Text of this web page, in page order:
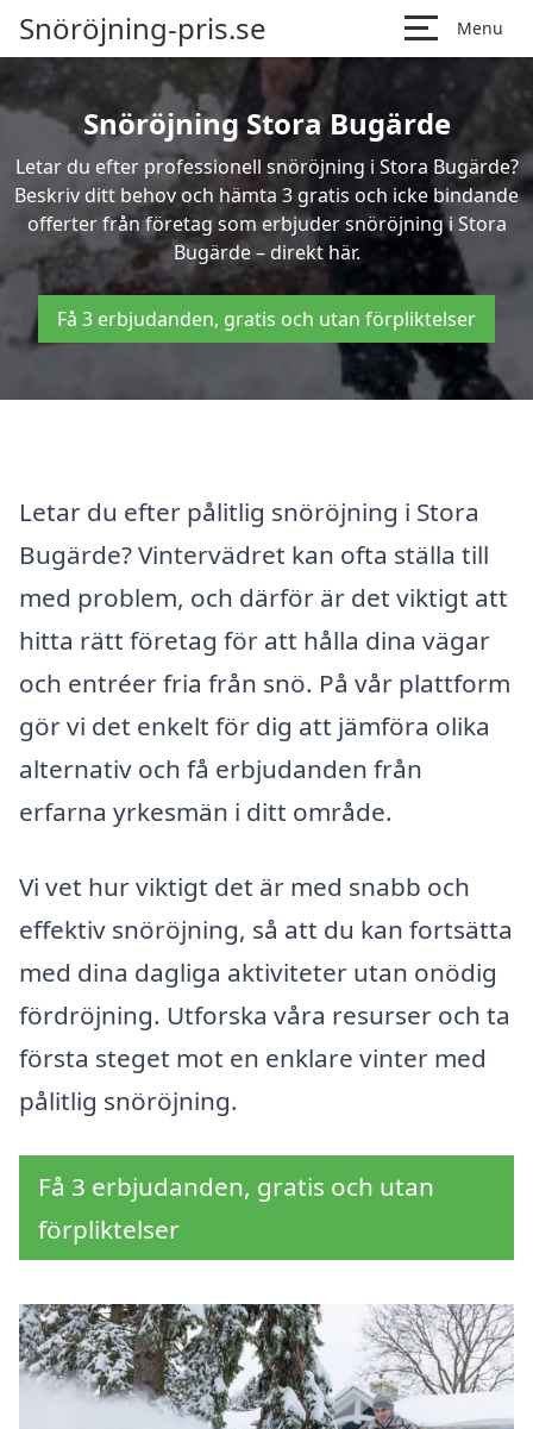
Snöröjning-pris.se Menu
Snöröjning Stora Bugärde
Letar du efter professionell snöröjning i Stora Bugärde?
Beskriv ditt behov och hämta 3 gratis och icke bindande
offerter från företag som erbjuder snöröjning i Stora
Bugärde – direkt här.
Få 3 erbjudanden, gratis och utan förpliktelser
Letar du efter pålitlig snöröjning i Stora
Bugärde? Vintervädret kan ofta ställa till
med problem, och därför är det viktigt att
hitta rätt företag för att hålla dina vägar
och entréer fria från snö. På vår plattform
gör vi det enkelt för dig att jämföra olika
alternativ och få erbjudanden från
erfarna yrkesmän i ditt område.
Vi vet hur viktigt det är med snabb och
effektiv snöröjning, så att du kan fortsätta
med dina dagliga aktiviteter utan onödig
fördröjning. Utforska våra resurser och ta
första steget mot en enklare vinter med
pålitlig snöröjning.
Få 3 erbjudanden, gratis och utan
förpliktelser